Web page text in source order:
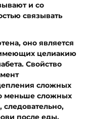
и со
связывать
оно является
целиакию
Свойство
сложных
меньше сложных
после еды.